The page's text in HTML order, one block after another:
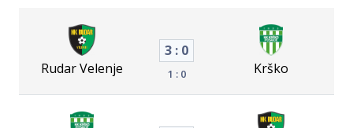
Rudar Velenje
3 : 0
1 : 0 Krško